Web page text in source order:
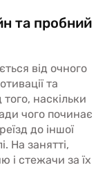
та пробний
від очного
та
наскільки
чого починає
до іншої
На занятті,
і стежачи за їх